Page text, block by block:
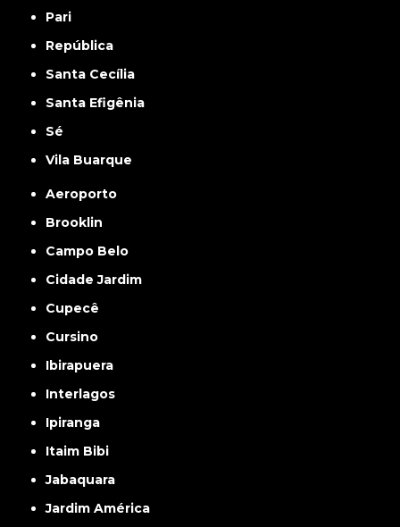
Pari
República
Santa Cecília
Santa Efigênia
Sé
Vila Buarque
Aeroporto
Brooklin
Campo Belo
Cidade Jardim
Cupecê
Cursino
Ibirapuera
Interlagos
Ipiranga
Itaim Bibi
Jabaquara
Jardim América